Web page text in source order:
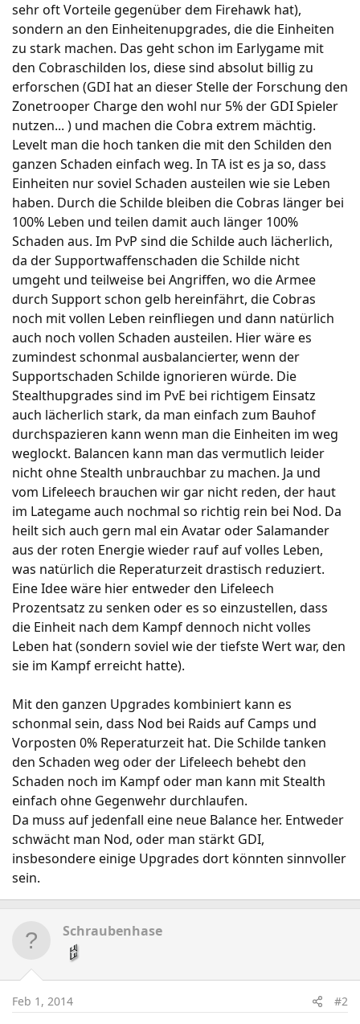
sehr oft Vorteile gegenüber dem Firehawk hat),
sondern an den Einheitenupgrades, die die Einheiten
zu stark machen. Das geht schon im Earlygame mit
den Cobraschilden los, diese sind absolut billig zu
erforschen (GDI hat an dieser Stelle der Forschung den
Zonetrooper Charge den wohl nur 5% der GDI Spieler
nutzen... ) und machen die Cobra extrem mächtig.
Levelt man die hoch tanken die mit den Schilden den
ganzen Schaden einfach weg. In TA ist es ja so, dass
Einheiten nur soviel Schaden austeilen wie sie Leben
haben. Durch die Schilde bleiben die Cobras länger bei
100% Leben und teilen damit auch länger 100%
Schaden aus. Im PvP sind die Schilde auch lächerlich,
da der Supportwaffenschaden die Schilde nicht
umgeht und teilweise bei Angriffen, wo die Armee
durch Support schon gelb hereinfährt, die Cobras
noch mit vollen Leben reinfliegen und dann natürlich
auch noch vollen Schaden austeilen. Hier wäre es
zumindest schonmal ausbalancierter, wenn der
Supportschaden Schilde ignorieren würde. Die
Stealthupgrades sind im PvE bei richtigem Einsatz
auch lächerlich stark, da man einfach zum Bauhof
durchspazieren kann wenn man die Einheiten im weg
weglockt. Balancen kann man das vermutlich leider
nicht ohne Stealth unbrauchbar zu machen. Ja und
vom Lifeleech brauchen wir gar nicht reden, der haut
im Lategame auch nochmal so richtig rein bei Nod. Da
heilt sich auch gern mal ein Avatar oder Salamander
aus der roten Energie wieder rauf auf volles Leben,
was natürlich die Reperaturzeit drastisch reduziert.
Eine Idee wäre hier entweder den Lifeleech
Prozentsatz zu senken oder es so einzustellen, dass
die Einheit nach dem Kampf dennoch nicht volles
Leben hat (sondern soviel wie der tiefste Wert war, den
sie im Kampf erreicht hatte).
Mit den ganzen Upgrades kombiniert kann es
schonmal sein, dass Nod bei Raids auf Camps und
Vorposten 0% Reperaturzeit hat. Die Schilde tanken
den Schaden weg oder der Lifeleech behebt den
Schaden noch im Kampf oder man kann mit Stealth
einfach ohne Gegenwehr durchlaufen.
Da muss auf jedenfall eine neue Balance her. Entweder
schwächt man Nod, oder man stärkt GDI,
insbesondere einige Upgrades dort könnten sinnvoller
sein.
Schraubenhase
Feb 1, 2014 #2